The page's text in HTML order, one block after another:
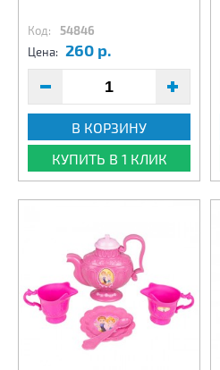
Код: 54846
Цена: 260 р.
В КОРЗИНУ
КУПИТЬ В 1 КЛИК